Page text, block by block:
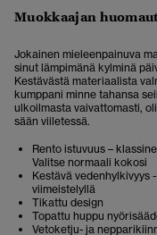
Muokkaajan
Jokainen mieleenpainuva
sinut lämpimänä kylminä
Kestävästä materiaalista
kumppani minne tahansa
ulkoilmasta vaivattomasti,
sään viiletessä.
Rento istuvuus –
Valitse normaali kokosi
Kestävä vedenhylkivyys
viimeistelyllä
Tikattu design
Topattu huppu
Vetoketju- ja